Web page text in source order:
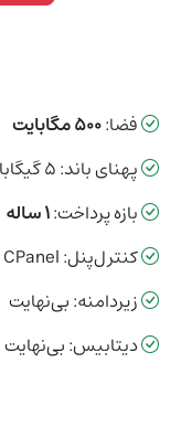
فضا:۵۰۰ مگابایت
پهنای باند: ۵ گیگابایت
بازه پرداخت:۱ ساله
کنترل‌پنل: CPanel
زیردامنه: بی‌نهایت
دیتابیس: بی‌نهایت